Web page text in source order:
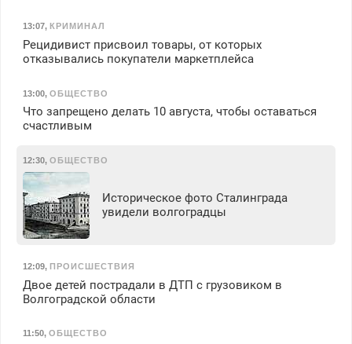
13:07, КРИМИНАЛ
Рецидивист присвоил товары, от которых
отказывались покупатели маркетплейса
13:00, ОБЩЕСТВО
Что запрещено делать 10 августа, чтобы оставаться
счастливым
12:30, ОБЩЕСТВО
Историческое фото Сталинграда
увидели волгоградцы
12:09, ПРОИСШЕСТВИЯ
Двое детей пострадали в ДТП с грузовиком в
Волгоградской области
11:50, ОБЩЕСТВО